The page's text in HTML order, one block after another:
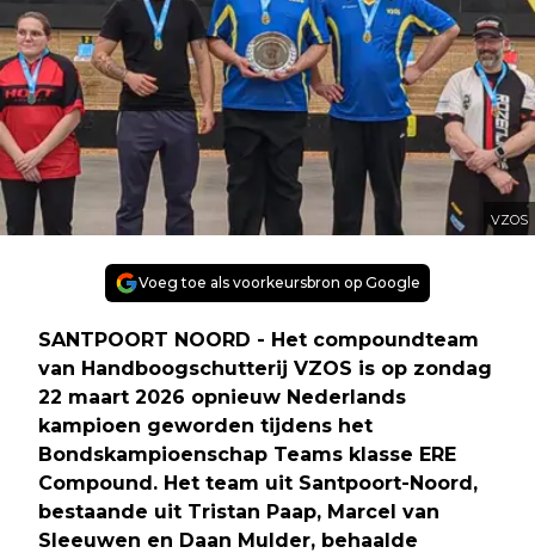
VZOS
Voeg toe als voorkeursbron op Google
SANTPOORT NOORD - Het compoundteam
van Handboogschutterij VZOS is op zondag
22 maart 2026 opnieuw Nederlands
kampioen geworden tijdens het
Bondskampioenschap Teams klasse ERE
Compound. Het team uit Santpoort-Noord,
bestaande uit Tristan Paap, Marcel van
Sleeuwen en Daan Mulder, behaalde